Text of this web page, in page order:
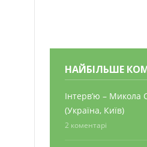
НАЙБІЛЬШЕ
Інтерв’ю – Микола
(Україна, Київ)
2 коментарі